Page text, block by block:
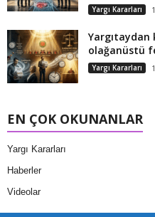
Yargı Kararları
Yargıtaydan
olağanüstü
Yargı Kararları
EN ÇOK OKUNANLAR
Yargı Kararları
Haberler
Videolar